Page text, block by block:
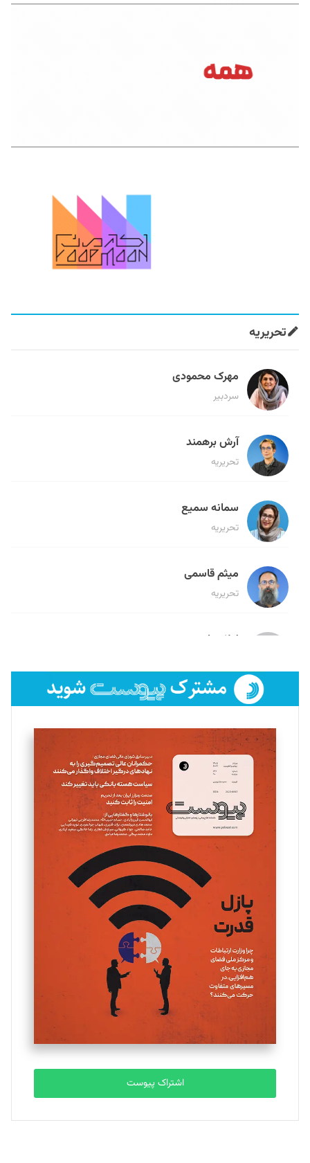
تحریریه
مهرک محمودی
سردبیر
آرش برهمند
تحریریه
سمانه سمیع
تحریریه
میثم قاسمی
تحریریه
لیلا حنارود
فائزه فتحی رستمی
تحریریه
سروش کرمیان
تحریریه
مینا پاکدل
یسنا امان‌پور
تحریریه
ملینا جعفری
تحریریه
مصطفی مسجدی آرانی
تحریریه
بابک نقاش
تحریریه
اشتراک پیوست